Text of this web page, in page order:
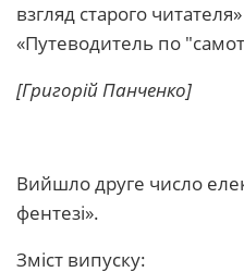
взгляд старого
«Путеводитель по
[Григорій Панченко]
Вийшло друге число
фентезі».
Зміст випуску: